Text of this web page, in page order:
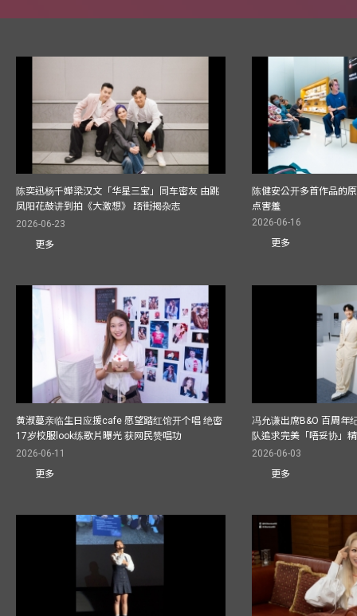
陈奕迅杨千嬅梁汉文「华星三宝」同车密友 由跳
凤阳花鼓讲到拍《大激想》 踎街揭杂志
2026-06-23
更多
陈健安公开多首作品的
点害羞
2026-06-16
更多
黄淑蔓亲临生日应援cafe 愿望踏红馆开个唱 绝密
17岁校服look练歌片曝光 获网民赞唱功
2026-06-11
更多
冯允谦出席B&O 百周年
队追求完美「唔妥协」
2026-06-03
更多